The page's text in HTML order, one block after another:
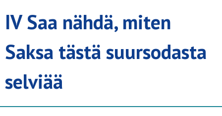
IV Saa nähdä, miten
Saksa tästä suursodasta
selviää